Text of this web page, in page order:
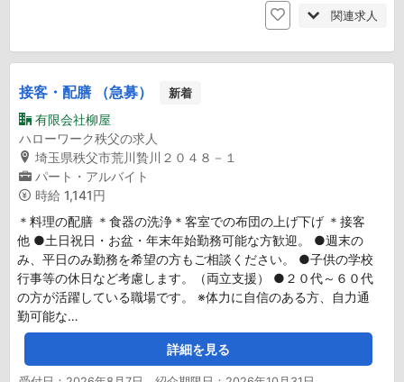
関連求人
接客・配膳 （急募） 新着
有限会社柳屋
ハローワーク秩父の求人
埼玉県秩父市荒川贄川２０４８－１
パート・アルバイト
時給 1,141円
＊料理の配膳 ＊食器の洗浄＊客室での布団の上げ下げ ＊接客
他 ●土日祝日・お盆・年末年始勤務可能な方歓迎。 ●週末の
み、平日のみ勤務を希望の方もご相談ください。 ●子供の学校
行事等の休日など考慮します。（両立支援） ●２０代～６０代
の方が活躍している職場です。 ※体力に自信のある方、自力通
勤可能な…
詳細を見る